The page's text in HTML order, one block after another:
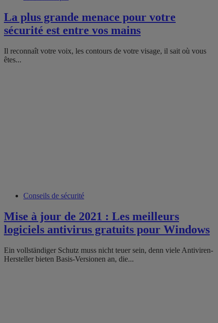
La plus grande menace pour votre
sécurité est entre vos mains
Il reconnaît votre voix, les contours de votre visage, il sait où vous
êtes...
Conseils de sécurité
Mise à jour de 2021 : Les meilleurs
logiciels antivirus gratuits pour Windows
Ein vollständiger Schutz muss nicht teuer sein, denn viele Antiviren-
Hersteller bieten Basis-Versionen an, die...